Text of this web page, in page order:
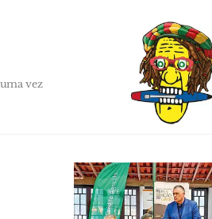
vez